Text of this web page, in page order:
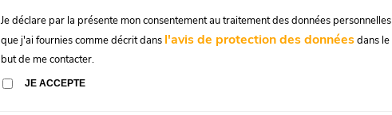
Je déclare par la présente mon consentement au traitement des données personnelles
que j'ai fournies comme décrit dans l'avis de protection des donnéesdans le
but de me contacter.
JE ACCEPTE